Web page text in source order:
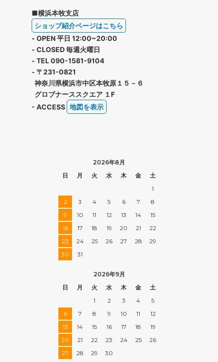
■横浜本牧支店
ショップ紹介ページはこちら
- OPEN 平日 12:00~20:00
- CLOSED 毎週火曜日
- TEL 090-1581-9104
- 〒231-0821
神奈川県横浜市中区本牧原１５－６
グロブナーススクエア １F
- ACCESS 地図を表示
2026年8月
日
月 火 水 木 金
土
1
2
3 4 5 6 7
8
9
10 11 12 13 14
15
16
17 18 19 20 21
22
23
24 25 26 27 28
29
30
31
2026年9月
日
月 火 水 木 金
土
1
2 3 4
5
6
7 8 9 10 11
12
13
14 15 16 17 18
19
20
21 22 23 24 25
26
27
28 29 30